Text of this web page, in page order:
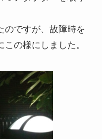
のですが、故障時を
の様にしました。